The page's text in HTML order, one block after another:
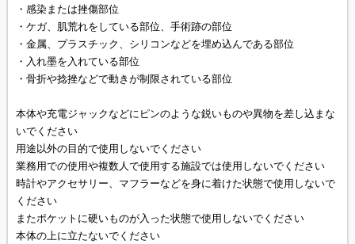
・感染または挫傷部位
・ケガ、肌荒れをしている部位、手術跡の部位
・金属、プラスチック、シリコンなどを埋め込んである部位
・入れ墨を入れている部位
・骨折や捻挫などで動きが制限されている部位
本体や充電ジャックなどにピンのような鋭いものや異物を差し込まな
いでください
用途以外の目的で使用しないでください
業務用での使用や複数人で使用する施設では使用しないでください
時計やアクセサリー、マフラーなどを身に着けた状態で使用しないで
ください
またポケットに硬いものが入った状態で使用しないでください
本体の上に立たないでください